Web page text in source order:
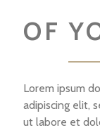
OF
Lorem ipsum
adipiscing elit,
ut labore et